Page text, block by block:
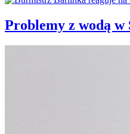
Problemy z wodą w